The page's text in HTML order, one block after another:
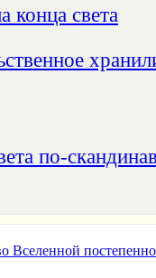
конца света
по-
Вселенной